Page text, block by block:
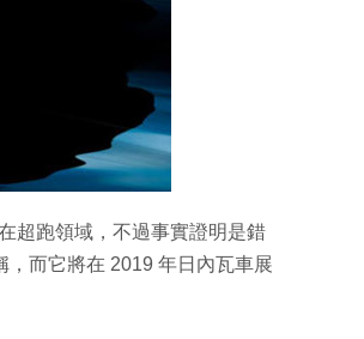
超跑領域，不過事實證明是錯
而它將在 2019 年日內瓦車展